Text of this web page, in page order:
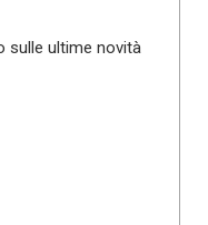
sulle ultime novità